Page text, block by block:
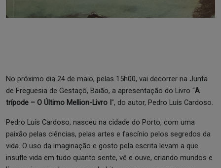
No próximo dia 24 de maio, pelas 15h00, vai decorrer na Junta
de Freguesia de Gestaçô, Baião, a apresentação do Livro “A
trípode – O Último Mellion-Livro I ", do autor, Pedro Luís Cardoso.
Pedro Luís Cardoso, nasceu na cidade do Porto, com uma
paixão pelas ciências, pelas artes e fascínio pelos segredos da
vida. O uso da imaginação e gosto pela escrita levam a que
insufle vida em tudo quanto sente, vê e ouve, criando mundos e